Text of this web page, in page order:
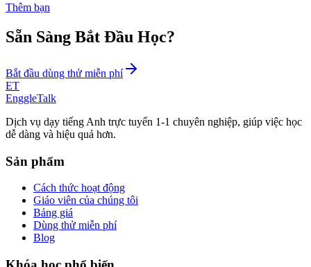
Thêm bạn
Sẵn Sàng Bắt Đầu Học?
Bắt đầu dùng thử miễn phí
ET
EnggleTalk
Dịch vụ dạy tiếng Anh trực tuyến 1-1 chuyên nghiệp, giúp việc học
dễ dàng và hiệu quả hơn.
Sản phẩm
Cách thức hoạt động
Giáo viên của chúng tôi
Bảng giá
Dùng thử miễn phí
Blog